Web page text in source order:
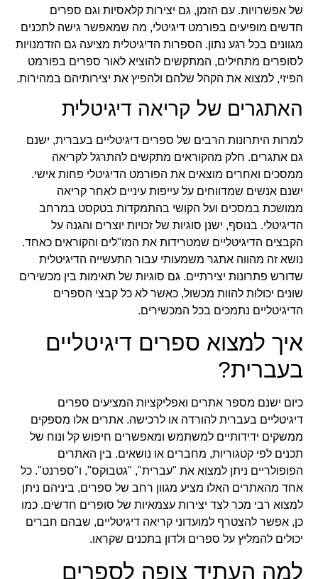
של אפשרויות. עם הזמן, גם יצירות קלאסיות וגם ספרים
חדשים מופיעים בפורמט דיגיטלי, מה שמאפשר גישה לתכנים
מגוונים בכל רגע נתון. הספרות הדיגיטלית מציעה גם הזדמנויות
לסופרים מתחילים, המתקשים להוציא לאור ספרים בפורמט
הפיזי, למצוא את הקהל שלהם ולהפיץ את יצירותיהם במהירות.
האתגרים של קריאה דיגיטלית
למרות היתרונות הרבים של ספרים דיגיטליים בעברית, ישנם
גם אתגרים. חלק מהקוראים מתקשים להתרגל לקריאה
ממסכים ואחרים מוצאים את הפורמט הדיגיטלי פחות אישי.
ישנם אנשים שמדווחים על עייפות עיניים לאחר קריאה
ממושכת במסכים ועל הקושי בהתמקדות בטקסט במרחב
הדיגיטלי. בנוסף, ישנן סוגיות של זכויות יוצרים והגנה על
הקבצים הדיגיטליים שמטרידות את המו"לים והקוראים כאחד.
נושא זה מהווה אתגר משמעותי עבור התעשייה הדיגיטלית
שדורש פתרונות יצירתיים. גם סוגיות של תאימות בין מכשירים
שונים יכולות להוות מכשול, כאשר לא כל קבצי הספרים
הדיגיטליים נתמכים בכל המכשירים.
איך למצוא ספרים דיגיטליים
בעברית?
כיום ישנם מספר אתרים ואפליקציות המציעים ספרים
דיגיטליים בעברית להורדה או לרכישה. אתרים אלו מספקים
ממשקים ידידותיים למשתמש ומאפשרים חיפוש קל ונוח של
תכנים לפי קטגוריות, מחברים או נושאים. בין האתרים
הפופולריים ניתן למצוא את "עברית", "גטבוקס", ו"ספרנט". כל
אחד מהאתרים האלו מציע מגוון רחב של ספרים, ביניהם ניתן
למצוא רבי מכר לצד יצירות עצמאיות של סופרים חדשים. כמו
כן, אפשר להצטרף למועדוני קריאה דיגיטליים, שבהם חברים
יכולים להמליץ על ספרים ולדון בתכנים שקראו.
למה העתיד צופה לספרים